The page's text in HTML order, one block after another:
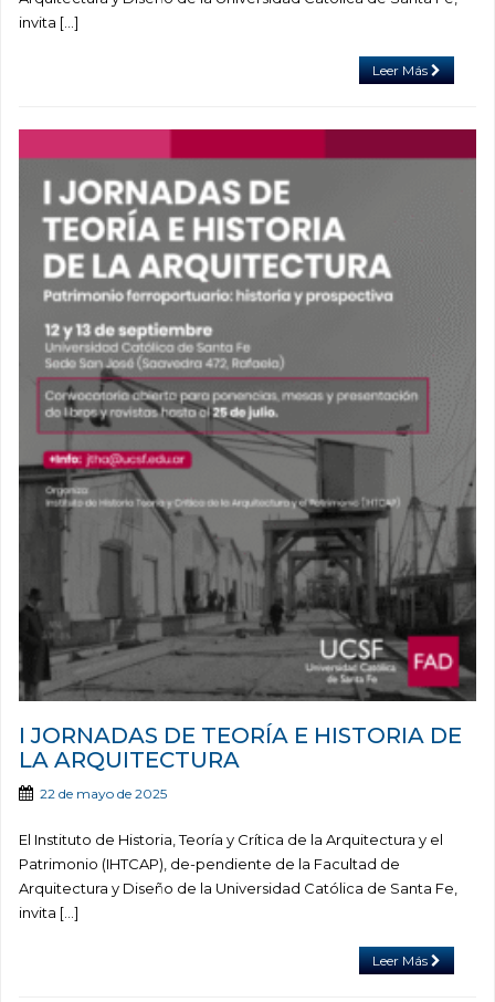
invita […]
Leer Más
I JORNADAS DE TEORÍA E HISTORIA DE
LA ARQUITECTURA
22 de mayo de 2025
El Instituto de Historia, Teoría y Crítica de la Arquitectura y el
Patrimonio (IHTCAP), de-pendiente de la Facultad de
Arquitectura y Diseño de la Universidad Católica de Santa Fe,
invita […]
Leer Más